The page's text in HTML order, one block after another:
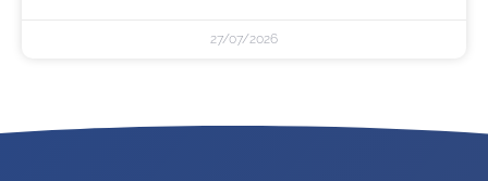
27/07/2026